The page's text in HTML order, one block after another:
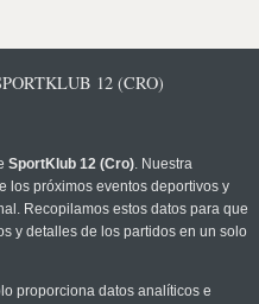
12 (CRO)
SportKlub 12 (Cro). Nuestra
los próximos eventos deportivos y
Recopilamos estos datos para que
y detalles de los partidos en un solo
proporciona datos analíticos e